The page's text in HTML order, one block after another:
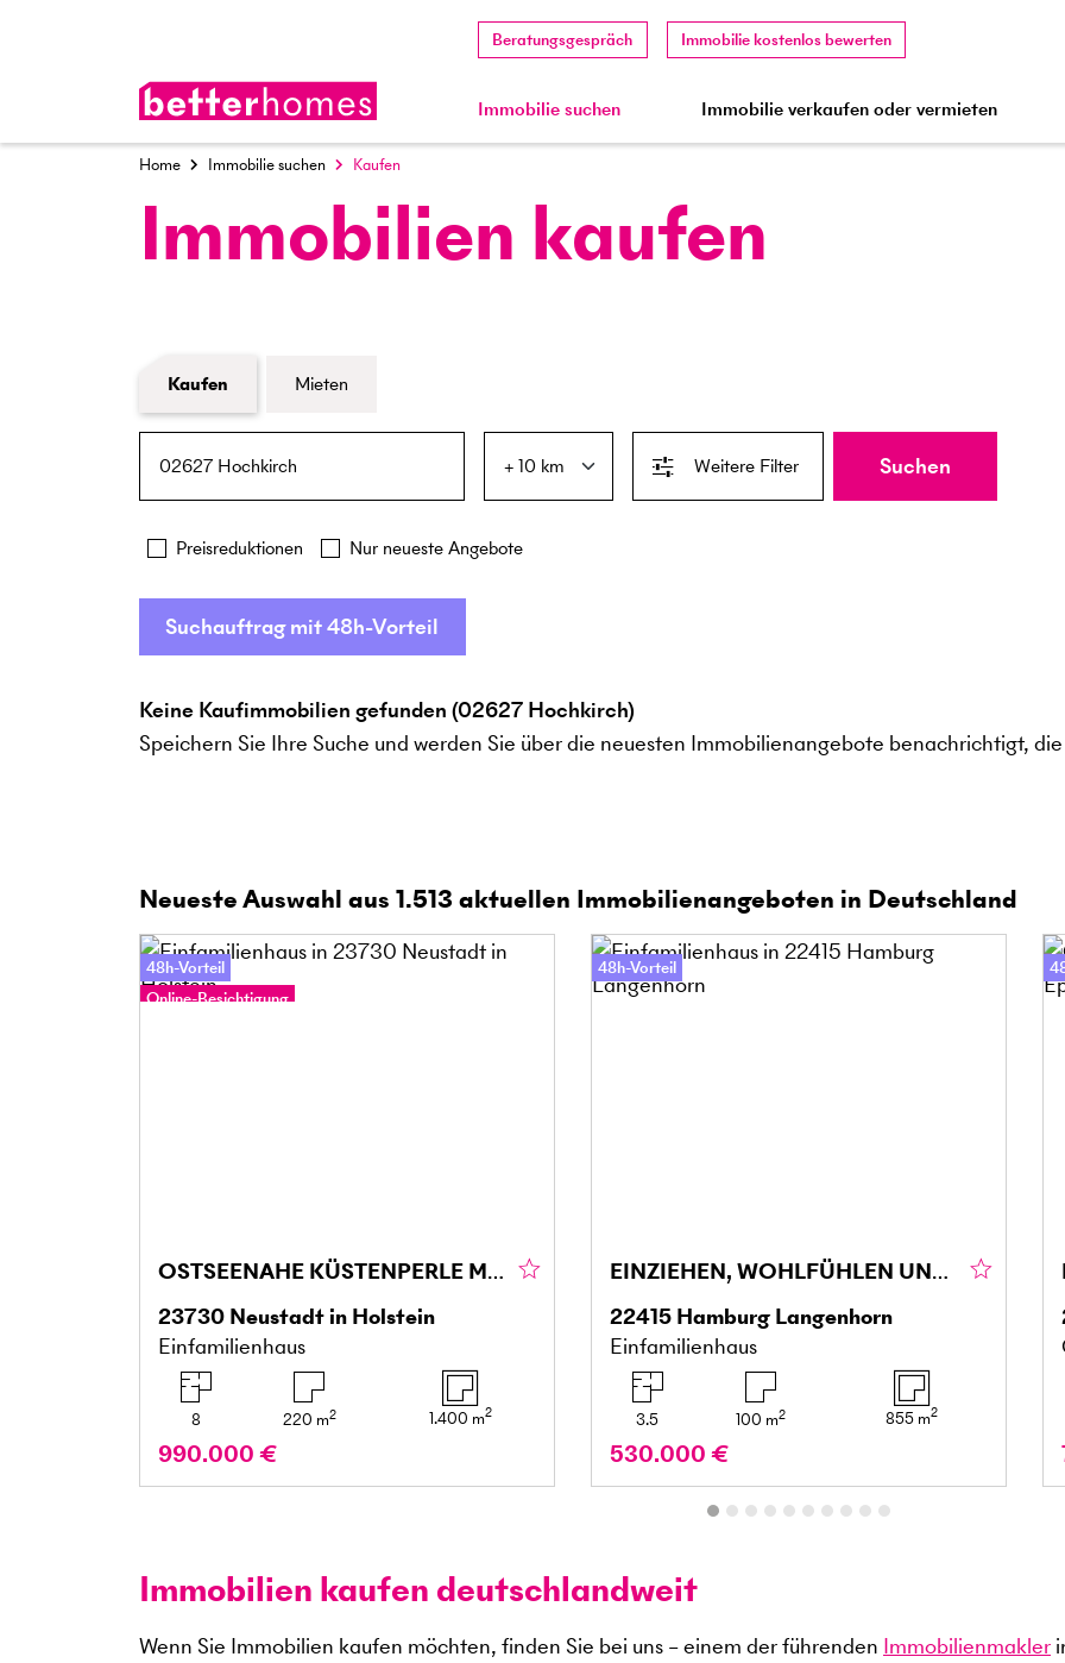
Beratungsgespräch Immobilie kostenlos bewerten
Immobilie suchen Immobilie verkaufen oder vermieten
Home Immobilie suchen Kaufen
Immobilien kaufen
Formular Immobiliensuche
Kaufen
Mieten
Weitere Filter
Preisreduktionen Nur neueste Angebote
Suchen
Suchauftrag mit 48h-Vorteil
Keine Kaufimmobilien gefunden (02627 Hochkirch)
Speichern Sie Ihre Suche und werden Sie über die neuesten Immobilienangebote benachrichtigt,
Neueste Auswahl aus 1.513 aktuellen Immobilienangeboten in Deutschland
48h-Vorteil
Online-Besichtigung
OSTSEENAHE KÜSTENPERLE MIT TRAUMGARTEN
23730 Neustadt in Holstein
Einfamilienhaus
8 220 m2 1.400 m2
990.000 €
48h-Vorteil
EINZIEHEN, WOHLFÜHLEN UND GENIESSEN
22415 Hamburg Langenhorn
Einfamilienhaus
3.5 100 m2 855 m2
530.000 €
Immobilien kaufen deutschlandweit
Wenn Sie Immobilien kaufen möchten, finden Sie bei uns – einem der führenden Immobilienmakler